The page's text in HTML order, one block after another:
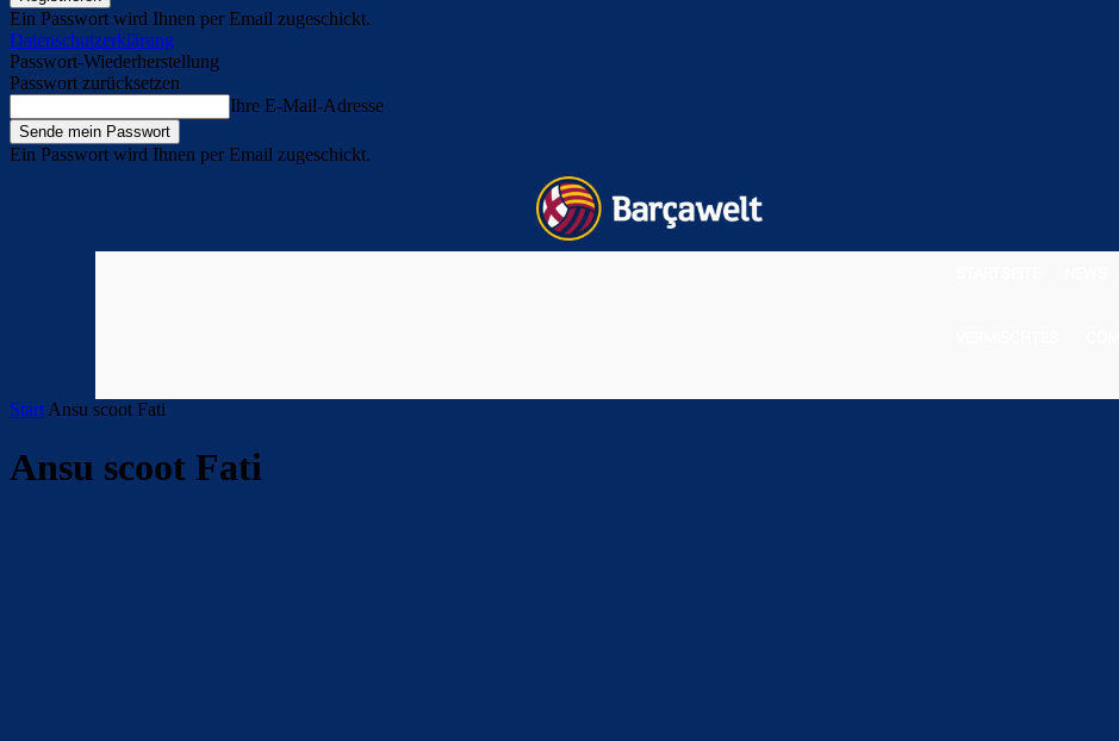
Ein Passwort wird Ihnen per Email zugeschickt.
Datenschutzerklärung
Passwort-Wiederherstellung
Passwort zurücksetzen
Ihre E-Mail-Adresse
Ein Passwort wird Ihnen per Email zugeschickt.
Start Ansu scoot Fati
Ansu scoot Fati